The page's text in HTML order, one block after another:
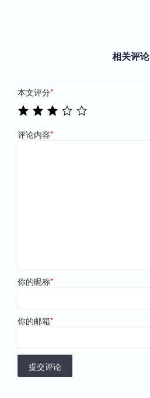
相关评论
本文评分*
评论内容*
你的昵称*
你的邮箱*
提交评论